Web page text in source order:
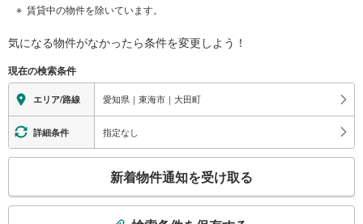
賃貸中の物件を除いています。
気になる物件がなかったら条件を変更しよう！
現在の検索条件
エリア/路線 愛知県｜東海市｜大田町
詳細条件 指定なし
検
新着物件通知を受け取る